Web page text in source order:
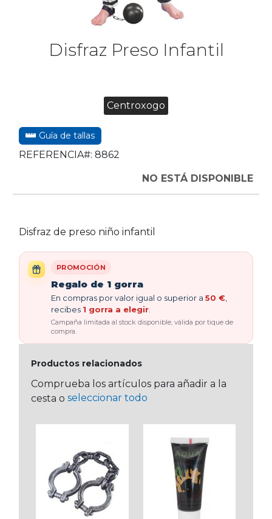
Disfraz Preso Infantil
Centroxogo
Guía de tallas
REFERENCIA#: 8862
NO ESTÁ DISPONIBLE
Disfraz de preso niño infantil
PROMOCIÓN
Regalo de 1 gorra
En compras por valor igual o superior a 50 €
recibes 1 gorra a elegir
Campaña limitada al stock disponible, válida por tique de
compra.
Productos relacionados
Comprueba los artículos para añadir a la
cesta o seleccionar todo